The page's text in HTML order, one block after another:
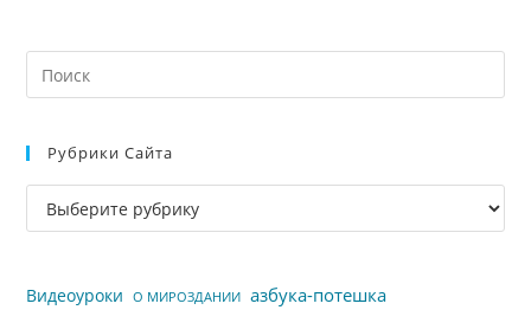
Рубрики Сайта
Рубрики
сайта
Видеоуроки О МИРОЗДАНИИ азбука-потешка